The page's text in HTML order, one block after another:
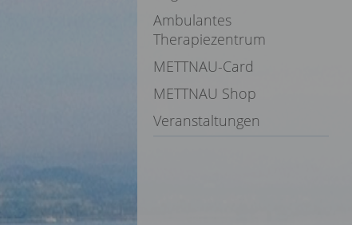
Ambulantes
Therapiezentrum
METTNAU-Card
METTNAU Shop
Veranstaltungen